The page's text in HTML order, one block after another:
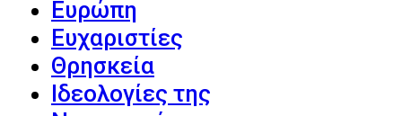
Ευρώπη
Ευχαριστίες
Θρησκεία
Ιδεολογίες της